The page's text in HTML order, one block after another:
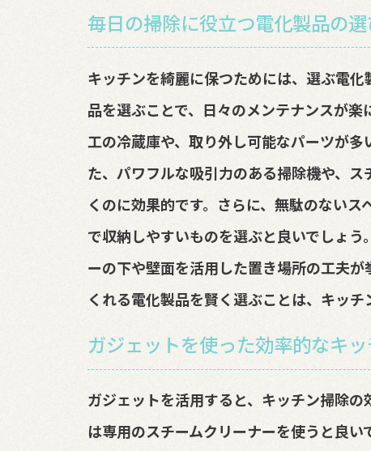
毎日の掃除に役立つ電化製品の
キッチンを綺麗に保つためには、選ぶ電
品を選ぶことで、日々のメンテナンスが
工の冷蔵庫や、取り外し可能なパーツが
た、パワフルな吸引力のある掃除機や、
くのに効果的です。さらに、無駄のない
で収納しやすいものを選ぶと良いでしょ
ーの下や壁面を活用した置き場所の工夫
くれる電化製品を賢く選ぶことは、キッチ
ガジェットを使った効率的なキ
ガジェットを活用すると、キッチン掃除
は専用のスチームクリーナーを使うと良